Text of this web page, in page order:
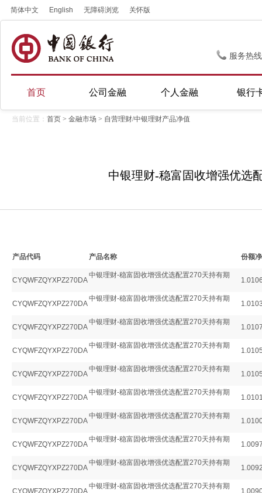
简体中文 English 无障碍浏览 关怀版
服务热
首页 公司金融 个人金融 银行
当前位置： 首页 > 金融市场 > 自营理财/中银理财产品净值
中银理财-稳富固收增强优选
产品代码 产品名称 份额
CYQWFZQYXPZ270DA
中银理财-稳富固收增强优选配置270天持有期
CYQWFZQYXPZ270DA
中银理财-稳富固收增强优选配置270天持有期
CYQWFZQYXPZ270DA
中银理财-稳富固收增强优选配置270天持有期
CYQWFZQYXPZ270DA
中银理财-稳富固收增强优选配置270天持有期
CYQWFZQYXPZ270DA
中银理财-稳富固收增强优选配置270天持有期
CYQWFZQYXPZ270DA
中银理财-稳富固收增强优选配置270天持有期
CYQWFZQYXPZ270DA
中银理财-稳富固收增强优选配置270天持有期
CYQWFZQYXPZ270DA
中银理财-稳富固收增强优选配置270天持有期
CYQWFZQYXPZ270DA
中银理财-稳富固收增强优选配置270天持有期
CYQWFZQYXPZ270DA
中银理财-稳富固收增强优选配置270天持有期